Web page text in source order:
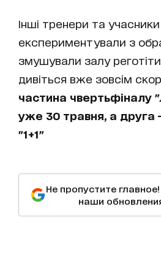
Інші тренери та
експериментували з
змушували залу
дивіться вже зовсім
частина чвертьфіналу
уже 30 травня, а друга
"1+1"
Не пропустите
наши